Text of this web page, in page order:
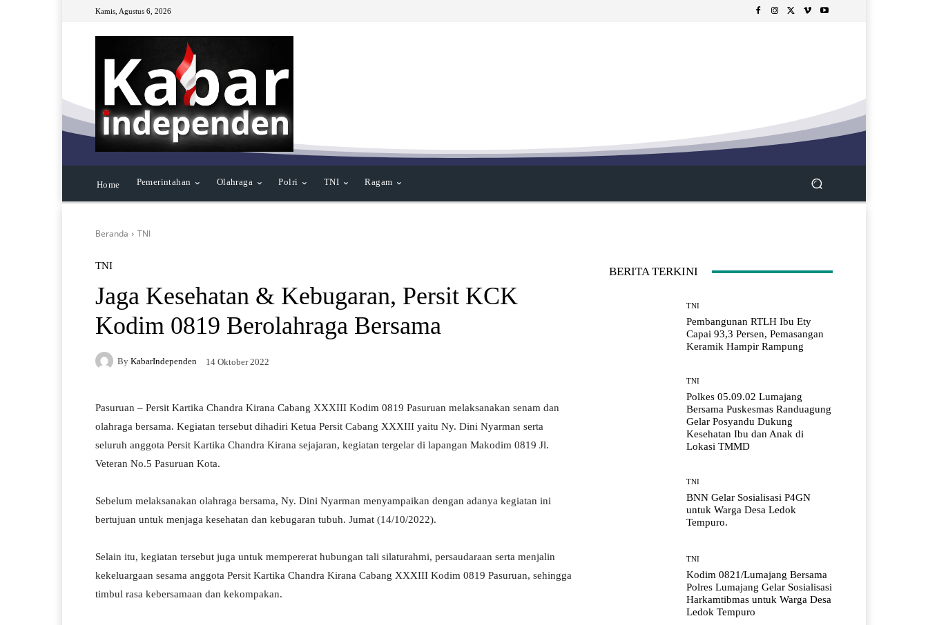
Kamis, Agustus 6, 2026
Home Pemerintahan Olahraga Polri TNI Ragam
Beranda TNI
TNI
Jaga Kesehatan & Kebugaran, Persit KCK
Kodim 0819 Berolahraga Bersama
By KabarIndependen 14 Oktober 2022
Pasuruan – Persit Kartika Chandra Kirana Cabang XXXIII Kodim 0819 Pasuruan melaksanakan senam dan
olahraga bersama. Kegiatan tersebut dihadiri Ketua Persit Cabang XXXIII yaitu Ny. Dini Nyarman serta
seluruh anggota Persit Kartika Chandra Kirana sejajaran, kegiatan tergelar di lapangan Makodim 0819 Jl.
Veteran No.5 Pasuruan Kota.
Sebelum melaksanakan olahraga bersama, Ny. Dini Nyarman menyampaikan dengan adanya kegiatan ini
bertujuan untuk menjaga kesehatan dan kebugaran tubuh. Jumat (14/10/2022).
Selain itu, kegiatan tersebut juga untuk mempererat hubungan tali silaturahmi, persaudaraan serta menjalin
kekeluargaan sesama anggota Persit Kartika Chandra Kirana Cabang XXXIII Kodim 0819 Pasuruan, sehingga
timbul rasa kebersamaan dan kekompakan.
BERITA TERKINI
TNI
Pembangunan RTLH Ibu Ety
Capai 93,3 Persen, Pemasangan
Keramik Hampir Rampung
TNI
Polkes 05.09.02 Lumajang
Bersama Puskesmas Randuagung
Gelar Posyandu Dukung
Kesehatan Ibu dan Anak di
Lokasi TMMD
TNI
BNN Gelar Sosialisasi P4GN
untuk Warga Desa Ledok
Tempuro.
TNI
Kodim 0821/Lumajang Bersama
Polres Lumajang Gelar Sosialisasi
Harkamtibmas untuk Warga Desa
Ledok Tempuro